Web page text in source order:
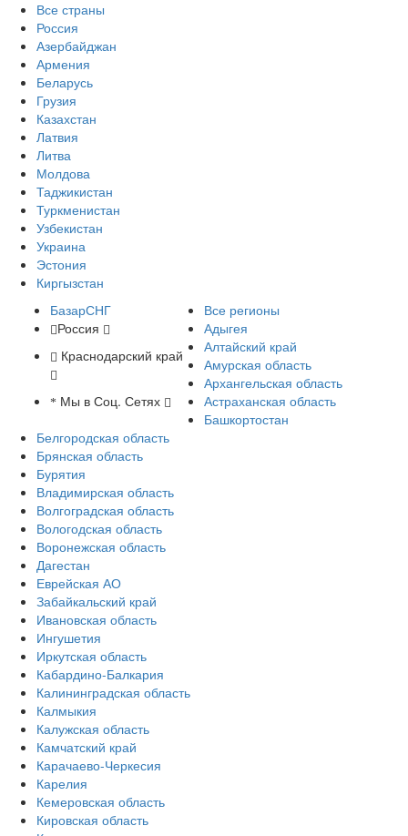
Все страны
Россия
Азербайджан
Армения
Беларусь
Грузия
Казахстан
Латвия
Литва
Молдова
Таджикистан
Туркменистан
Узбекистан
Украина
Эстония
Киргызстан
БазарСНГ
Россия
Краснодарский край
Мы в Соц. Сетях
Все регионы
Адыгея
Алтайский край
Амурская область
Архангельская область
Астраханская область
Башкортостан
Белгородская область
Брянская область
Бурятия
Владимирская область
Волгоградская область
Вологодская область
Воронежская область
Дагестан
Еврейская АО
Забайкальский край
Ивановская область
Ингушетия
Иркутская область
Кабардино-Балкария
Калининградская область
Калмыкия
Калужская область
Камчатский край
Карачаево-Черкесия
Карелия
Кемеровская область
Кировская область